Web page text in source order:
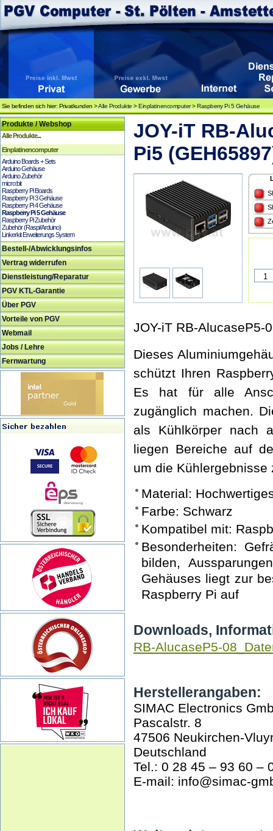
Sie befinden sich hier: Privatkunden >Alle Produkte >Einplatinencomputer>Raspberry Pi 5 Gehäuse
Produkte / Webshop
Alle Produkte...
Einplatinencomputer
Arduino Boards + Sets
Arduino Gehäuse
Arduino Zubehör
micro:bit
Raspberry Pi Boards
Raspberry Pi 3 Gehäuse
Raspberry Pi 4 Gehäuse
Raspberry Pi 5 Gehäuse
Raspberry Pi Zubehör
Zubehör (Raspi/Arduino)
Linkerkit Erweiterungs System
Bestell-/Abwicklungsinfos
Vertrag widerrufen
Dienstleistung/Reparatur
PGV KTL-Garantie
Über PGV
Vorteile von PGV
Webmail
Jobs / Lehre
Fernwartung
JOY-iT RB-
Pi5
JOY-iT RB-AlucaseP5-
Dieses
schützt Ihren
Es hat für alle
zugänglich machen.
als Kühlkörper nach
liegen Bereiche auf
um die
Material:
Farbe: Schwarz
Kompatibel mit:
Besonderheiten:
bilden,
Gehäuses liegt zur
Raspberry Pi auf
Downloads,
RB-AlucaseP5-
Herstellerangaben:
SIMAC Electronics
Pascalstr. 8
47506 Neukirchen-
Deutschland
Tel.: 0 28 45 – 93 60 –
E-mail: info@simac-